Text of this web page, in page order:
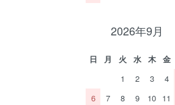
2026年9月
日 月 火 水 木 金
1
2 3 4
6
7 8 9 10 11